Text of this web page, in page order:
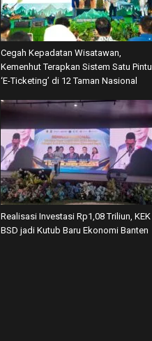
Cegah Kepadatan Wisatawan,
Kemenhut Terapkan Sistem Satu Pintu
‘E-Ticketing’ di 12 Taman Nasional
Realisasi Investasi Rp1,08 Triliun, KEK
BSD jadi Kutub Baru Ekonomi Banten